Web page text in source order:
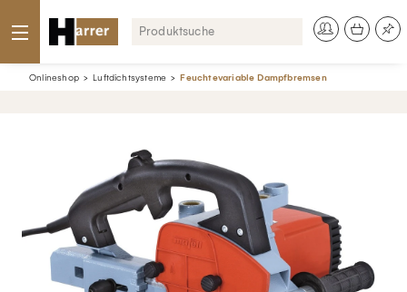
Onlineshop Luftdichtsysteme Feuchtevariable Dampfbremsen